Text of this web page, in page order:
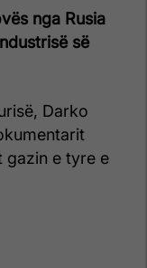
nga Rusia
së
Darko
gazin e tyre e